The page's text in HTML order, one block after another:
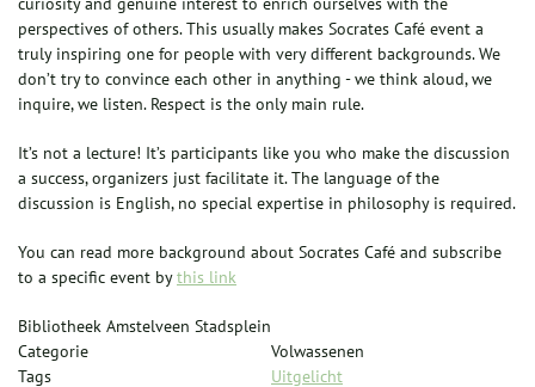
perspectives of others. This usually makes Socrates Café event a
truly inspiring one for people with very different backgrounds. We
don’t try to convince each other in anything - we think aloud, we
inquire, we listen. Respect is the only main rule.
It’s not a lecture! It’s participants like you who make the discussion
a success, organizers just facilitate it. The language of the
discussion is English, no special expertise in philosophy is required.
You can read more background about Socrates Café and subscribe
to a specific event bythis link
Bibliotheek Amstelveen Stadsplein
Categorie
Volwassenen
Tags
Uitgelicht